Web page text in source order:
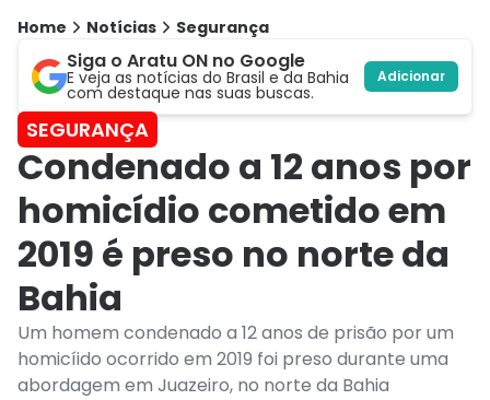
Home Notícias Segurança
Siga o Aratu ON no Google
E veja as notícias do Brasil e da Bahia
com destaque nas suas buscas.
Adicionar
SEGURANÇA
Condenado a 12 anos por
homicídio cometido em
2019 é preso no norte da
Bahia
Um homem condenado a 12 anos de prisão por um
homicíido ocorrido em 2019 foi preso durante uma
abordagem em Juazeiro, no norte da Bahia